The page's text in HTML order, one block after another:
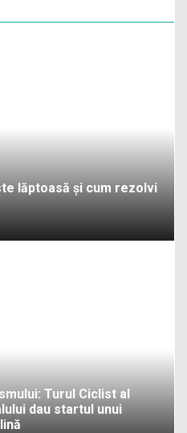
lăptoasă și cum rezolvi
Turul Ciclist al
dau startul unui